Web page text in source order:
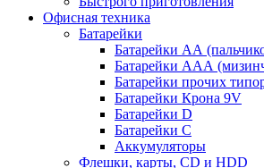
Офисная техника
Батарейки
Батарейки АА
Батарейки ААА
Батарейки прочих
Батарейки Крона 9V
Батарейки D
Батарейки С
Аккумуляторы
Флешки, карты, CD и HDD